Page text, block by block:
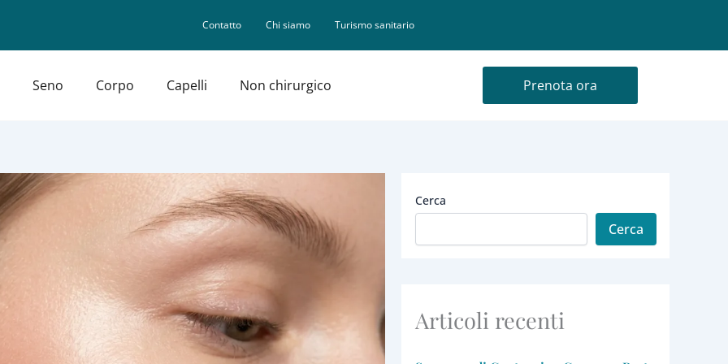
Contatto Chi siamo Turismo sanitario
Seno Corpo Capelli Non chirurgico Prenota ora
Cerca
Cerca
Articoli recenti